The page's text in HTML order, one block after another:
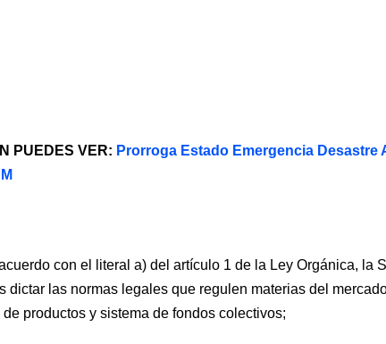
PUEDES VER: Prorroga Estado Emergencia Desastre
con el literal a) del artículo 1 de la Ley Orgánica, la
dictar las normas legales que regulen materias del
de productos y sistema de fondos colectivos;